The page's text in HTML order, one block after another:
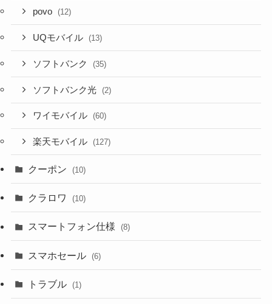
povo (12)
UQモバイル (13)
ソフトバンク (35)
ソフトバンク光 (2)
ワイモバイル (60)
楽天モバイル (127)
クーポン (10)
クラロワ (10)
スマートフォン仕様 (8)
スマホセール (6)
トラブル (1)